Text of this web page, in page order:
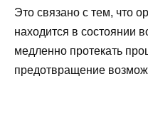
Это связано с тем, что
находится в состоянии
медленно протекать
предотвращение